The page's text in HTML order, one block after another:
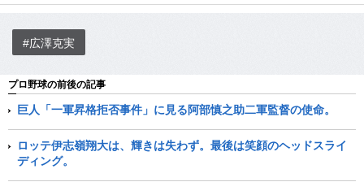
#広澤克実
プロ野球の前後の記事
巨人「一軍昇格拒否事件」に見る阿部慎之助二軍監督の使命。
ロッテ伊志嶺翔大は、輝きは失わず。最後は笑顔のヘッドスライ
ディング。